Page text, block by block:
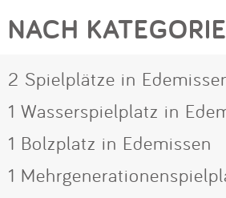
NACH
2 Spielplätze in
1 Wasserspielplatz in
1 Bolzplatz in Edemissen
1